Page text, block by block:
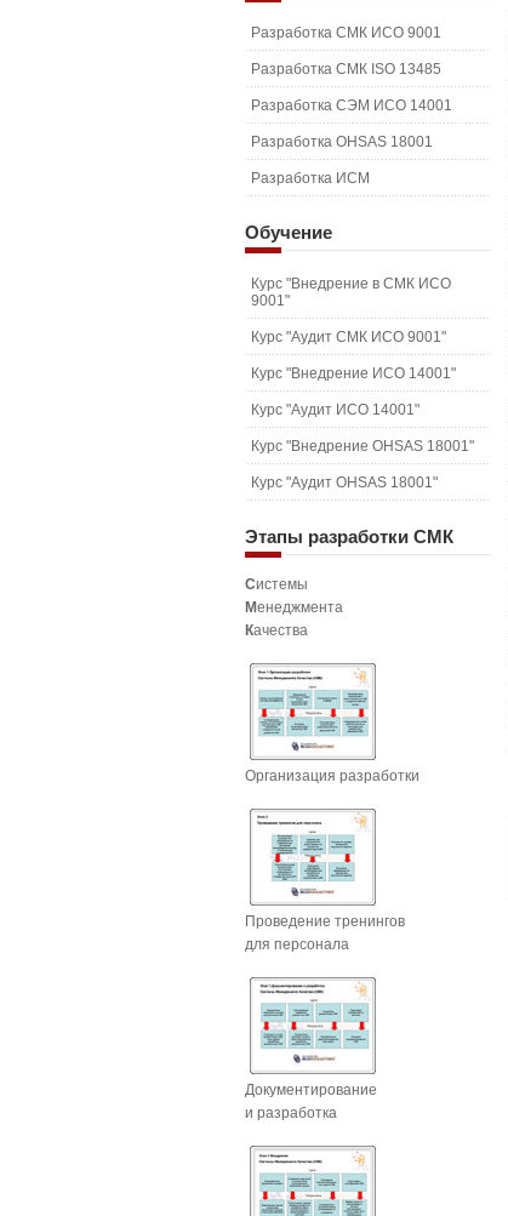
Разработка СМК ИСО 9001
Разработка СМК ISO 13485
Разработка СЭМ ИСО 14001
Разработка OHSAS 18001
Разработка ИСМ
Обучение
Курс "Внедрение в СМК ИСО
9001"
Курс "Аудит СМК ИСО 9001"
Курс "Внедрение ИСО 14001"
Курс "Аудит ИСО 14001"
Курс "Внедрение OHSAS 18001"
Курс "Аудит OHSAS 18001"
Этапы разработки СМК
Системы
Менеджмента
Качества
Организация разработки
Проведение тренингов
для персонала
Документирование
и разработка